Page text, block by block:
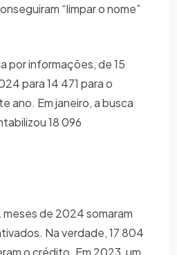
“limpar o nome”
por informações, de 15
para 14 471 para o
ano. Em janeiro, a busca
18 096
meses de 2024 somaram
Na verdade, 17 804
o crédito. Em 2023, um